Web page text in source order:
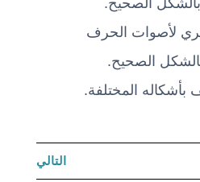
لأصوات الحرف
الصحيح.
بأشكاله المختلفة.
التالي